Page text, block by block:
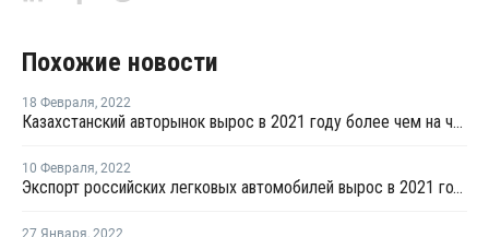
Похожие новости
18 Февраля, 2022
Казахстанский авторынок вырос в 2021 году более чем на четверть
10 Февраля, 2022
Экспорт российских легковых автомобилей вырос в 2021 году более чем на треть
27 Января, 2022